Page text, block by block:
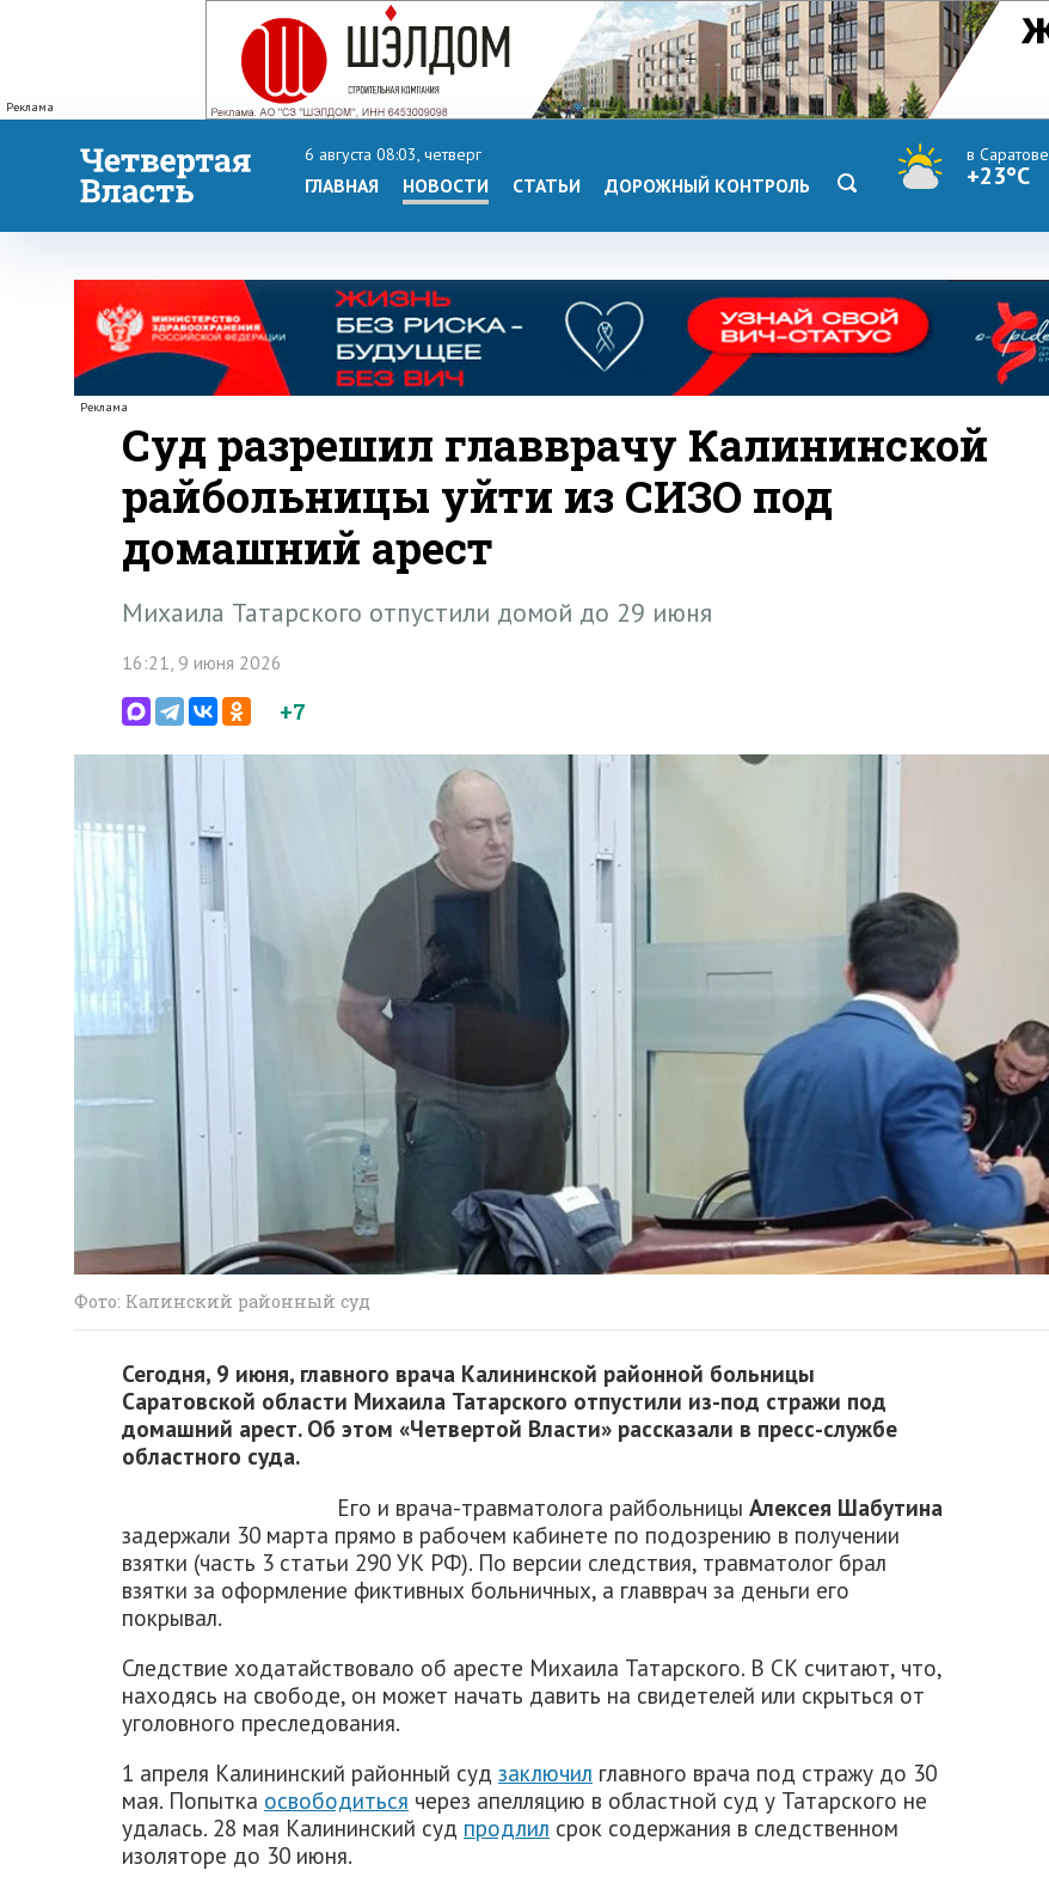
Реклама
6 августа 08:03, четверг
ГЛАВНАЯ НОВОСТИ СТАТЬИ ДОРОЖНЫЙ КОНТРОЛЬ
в Саратове
+23°C
Реклама
Суд разрешил главврачу Калининской
райбольницы уйти из СИЗО под
домашний арест
Михаила Татарского отпустили домой до 29 июня
16:21, 9 июня 2026
+7
Фото: Калинский районный суд
Сегодня, 9 июня, главного врача Калининской районной больницы
Саратовской области Михаила Татарского отпустили из-под стражи под
домашний арест. Об этом «Четвертой Власти» рассказали в пресс-службе
областного суда.
Его и врача-травматолога райбольницы Алексея Шабутина
задержали 30 марта прямо в рабочем кабинете по подозрению в получении
взятки (часть 3 статьи 290 УК РФ). По версии следствия, травматолог брал
взятки за оформление фиктивных больничных, а главврач за деньги его
покрывал.
Следствие ходатайствовало об аресте Михаила Татарского. В СК считают, что,
находясь на свободе, он может начать давить на свидетелей или скрыться от
уголовного преследования.
1 апреля Калининский районный суд заключил главного врача под стражу до 30
мая. Попытка освободиться через апелляцию в областной суд у Татарского не
удалась. 28 мая Калининский суд продлил срок содержания в следственном
изоляторе до 30 июня.